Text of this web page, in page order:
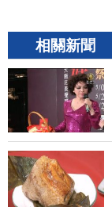
相關新聞